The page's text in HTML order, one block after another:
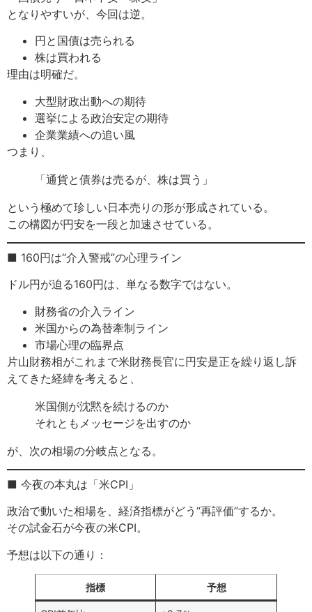
となりやすいが、今回は逆。
円と国債は売られる
株は買われる
理由は明確だ。
大型財政出動への期待
選挙による政治安定の期待
企業業績への追い風
つまり、
「通貨と債券は売るが、株は買う」
という極めて珍しい日本売りの形が形成されている。
この構図が円安を一段と加速させている。
■ 160円は“介入警戒”の心理ライン
ドル円が迫る160円は、単なる数字ではない。
財務省の介入ライン
米国からの為替牽制ライン
市場心理の臨界点
片山財務相がこれまで米財務長官に円安是正を繰り返し訴
えてきた経緯を考えると、
米国側が沈黙を続けるのか
それともメッセージを出すのか
が、次の相場の分岐点となる。
■ 今夜の本丸は「米CPI」
政治で動いた相場を、経済指標がどう“再評価”するか。
その試金石が今夜の米CPI。
予想は以下の通り：
指標 予想